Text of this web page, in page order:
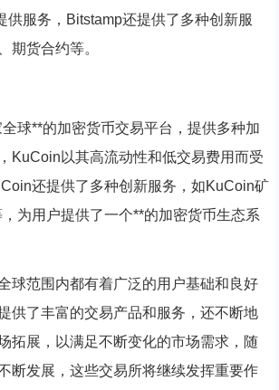
供服务，Bitstamp还提供了多种创新服
期货合约等。
球**的加密货币交易平台，提供多种加
KuCoin以其高流动性和低交易费用而受
还提供了多种创新服务，如KuCoin矿
为用户提供了一个**的加密货币生态系
球范围内都有着广泛的用户基础和良好
供了丰富的交易产品和服务，还不断地
拓展，以满足不断变化的市场需求，随
断发展，这些交易所将继续发挥重要作